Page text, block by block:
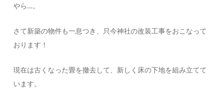
やら…。
さて新築の物件も一息つき、只今神社の改装工事をおこなって
おります！
現在は古くなった畳を撤去して、新しく床の下地を組み立てて
います。